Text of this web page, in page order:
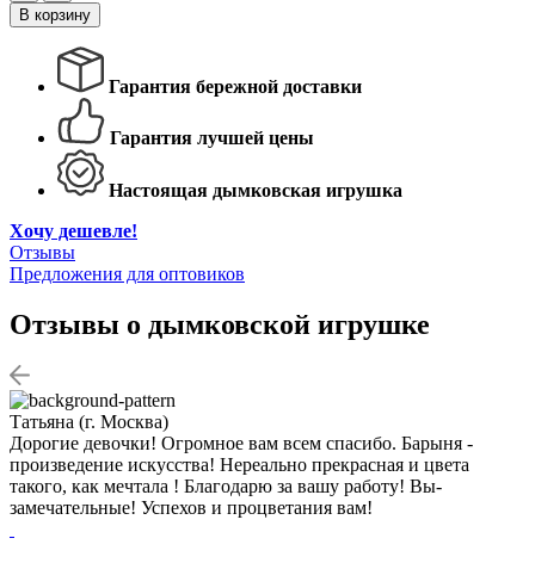
В корзину
Гарантия бережной доставки
Гарантия лучшей цены
Настоящая дымковская игрушка
Хочу дешевле!
Отзывы
Предложения для оптовиков
Отзывы о дымковской игрушке
Татьяна (г. Москва)
Дорогие девочки! Огромное вам всем спасибо. Барыня -
произведение искусства! Нереально прекрасная и цвета
такого, как мечтала ! Благодарю за вашу работу! Вы-
замечательные! Успехов и процветания вам!